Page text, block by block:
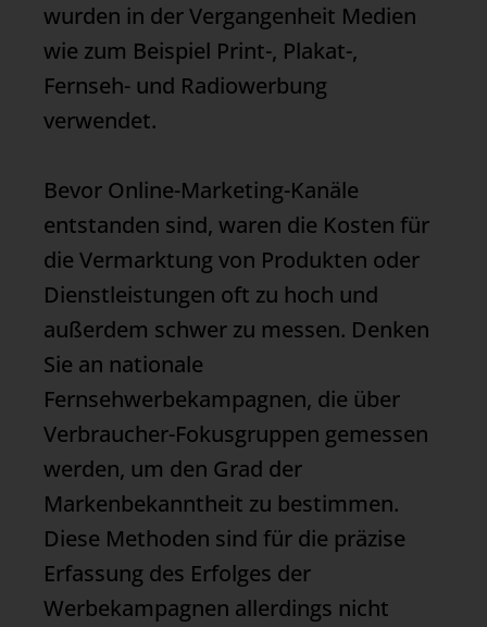
wurden in der Vergangenheit Medien
wie zum Beispiel Print-, Plakat-,
Fernseh- und Radiowerbung
verwendet.
Bevor Online-Marketing-Kanäle
entstanden sind, waren die Kosten für
die Vermarktung von Produkten oder
Dienstleistungen oft zu hoch und
außerdem schwer zu messen. Denken
Sie an nationale
Fernsehwerbekampagnen, die über
Verbraucher-Fokusgruppen gemessen
werden, um den Grad der
Markenbekanntheit zu bestimmen.
Diese Methoden sind für die präzise
Erfassung des Erfolges der
Werbekampagnen allerdings nicht